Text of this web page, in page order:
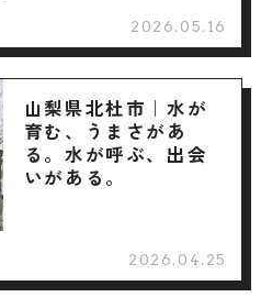
2026.05.16
山梨県北杜市｜水が
育む、うまさがあ
る。水が呼ぶ、出会
いがある。
2026.04.25